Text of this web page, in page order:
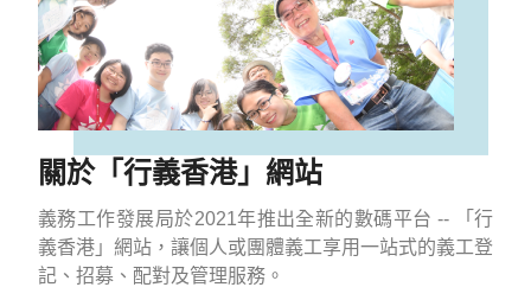
關於「行義香港」網站
義務工作發展局於2021年推出全新的數碼平台 --
「行
義香港」網站，讓個人或團體義工享用一站式的義工登
記、招募、配對及管理服務。